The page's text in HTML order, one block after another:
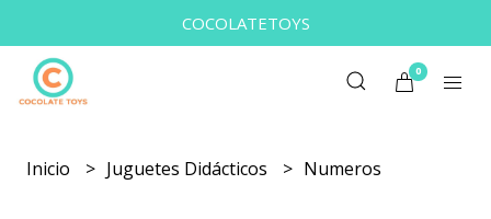
COCOLATETOYS
0
Inicio Juguetes Didácticos Numeros